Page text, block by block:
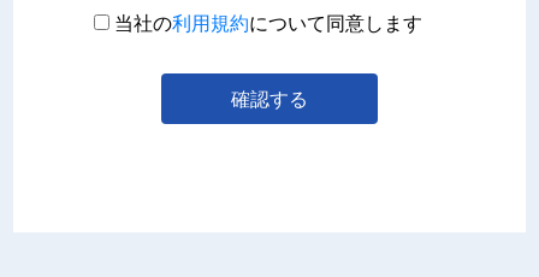
当社の利用規約について同意します
確認する